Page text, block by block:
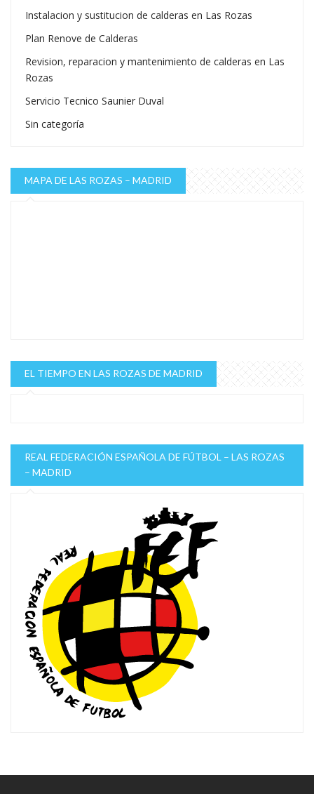
Instalacion y sustitucion de calderas en Las Rozas
Plan Renove de Calderas
Revision, reparacion y mantenimiento de calderas en Las
Rozas
Servicio Tecnico Saunier Duval
Sin categoría
MAPA DE LAS ROZAS – MADRID
EL TIEMPO EN LAS ROZAS DE MADRID
REAL FEDERACIÓN ESPAÑOLA DE FÚTBOL – LAS ROZAS
– MADRID